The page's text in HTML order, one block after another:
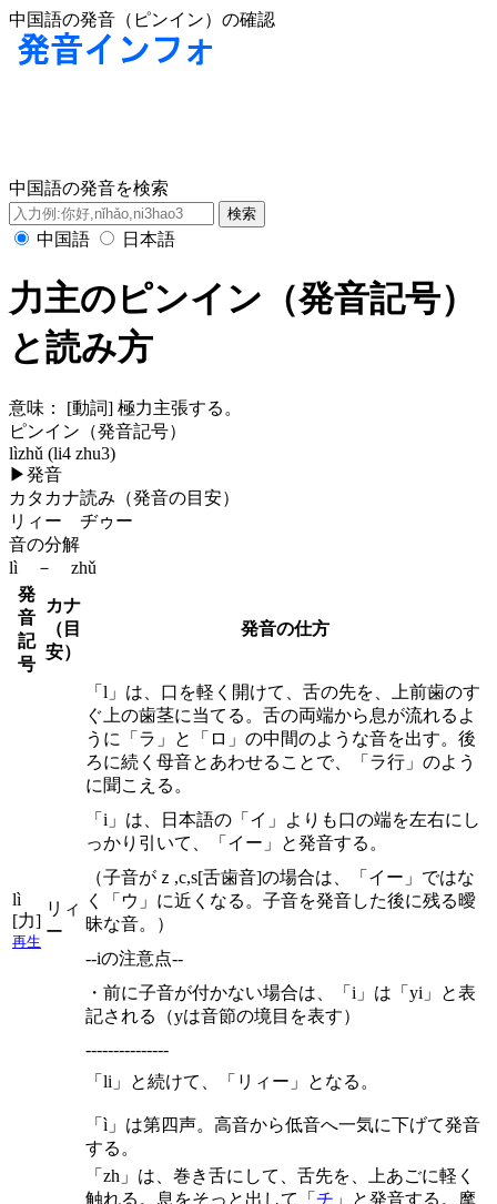
中国語の発音（ピンイン）の確認
中国語の発音を検索
中国語 日本語
力主のピンイン（発音記号）
と読み方
意味：
[動詞] 極力主張する。
ピンイン（発音記号）
lìzhǔ (li4 zhu3)
▶発音
カタカナ読み（発音の目安）
リィー ヂゥー
音の分解
lì － zhǔ
発
音
記
号
カナ
（目
安）
発音の仕方
lì
[力]
再生
リィ
ー
「l」は、口を軽く開けて、舌の先を、上前歯のす
ぐ上の歯茎に当てる。舌の両端から息が流れるよ
うに「ラ」と「ロ」の中間のような音を出す。後
ろに続く母音とあわせることで、「ラ行」のよう
に聞こえる。
「i」は、日本語の「イ」よりも口の端を左右にし
っかり引いて、「イー」と発音する。
（子音がｚ,c,s[舌歯音]の場合は、「イー」ではな
く「ウ」に近くなる。子音を発音した後に残る曖
昧な音。）
--iの注意点--
・前に子音が付かない場合は、「i」は「yi」と表
記される（yは音節の境目を表す）
---------------
「li」と続けて、「リィー」となる。
「ì」は第四声。高音から低音へ一気に下げて発音
する。
「zh」は、巻き舌にして、舌先を、上あごに軽く
触れる。息をそっと出して「 チ 」と発音する。摩